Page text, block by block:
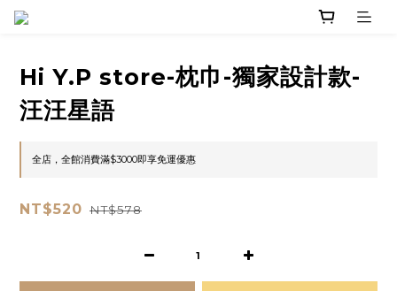
Hi Y.P store-枕巾-獨家設計款-
汪汪星語
全店，全館消費滿$3000即享免運優惠
NT$520 NT$578